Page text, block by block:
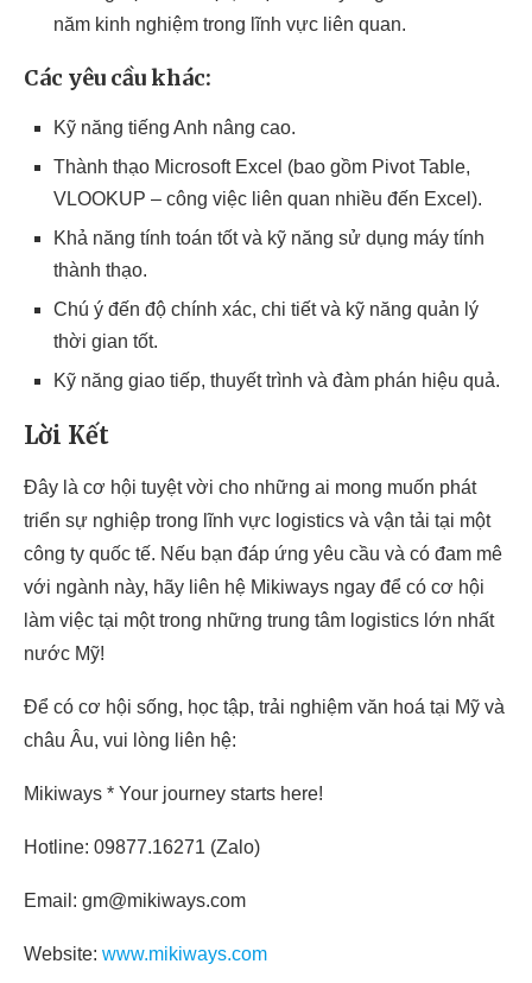
năm kinh nghiệm trong lĩnh vực liên quan.
Các yêu cầu khác:
Kỹ năng tiếng Anh nâng cao.
Thành thạo Microsoft Excel (bao gồm Pivot Table,
VLOOKUP – công việc liên quan nhiều đến Excel).
Khả năng tính toán tốt và kỹ năng sử dụng máy tính
thành thạo.
Chú ý đến độ chính xác, chi tiết và kỹ năng quản lý
thời gian tốt.
Kỹ năng giao tiếp, thuyết trình và đàm phán hiệu quả.
Lời Kết
Đây là cơ hội tuyệt vời cho những ai mong muốn phát
triển sự nghiệp trong lĩnh vực logistics và vận tải tại một
công ty quốc tế. Nếu bạn đáp ứng yêu cầu và có đam mê
với ngành này, hãy liên hệ Mikiways ngay để có cơ hội
làm việc tại một trong những trung tâm logistics lớn nhất
nước Mỹ!
Để có cơ hội sống, học tập, trải nghiệm văn hoá tại Mỹ và
châu Âu, vui lòng liên hệ:
Mikiways * Your journey starts here!
Hotline: 09877.16271 (Zalo)
Email: gm@mikiways.com
Website: www.mikiways.com